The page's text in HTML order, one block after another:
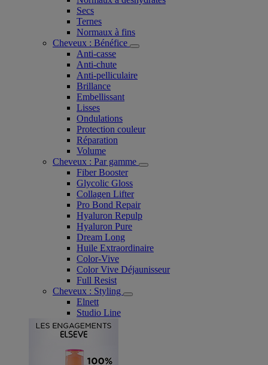
Secs
Ternes
Normaux à fins
Cheveux : Bénéfice
Anti-casse
Anti-chute
Anti-pelliculaire​
Brillance
Embellissant
Lisses
Ondulations
Protection couleur​
Réparation
Volume
Cheveux : Par gamme
Fiber Booster
Glycolic Gloss
Collagen Lifter
Pro Bond Repair
Hyaluron Repulp
Hyaluron Pure
Dream Long
Huile Extraordinaire
Color-Vive
Color Vive Déjaunisseur
Full Resist
Cheveux : Styling
Elnett
Studio Line